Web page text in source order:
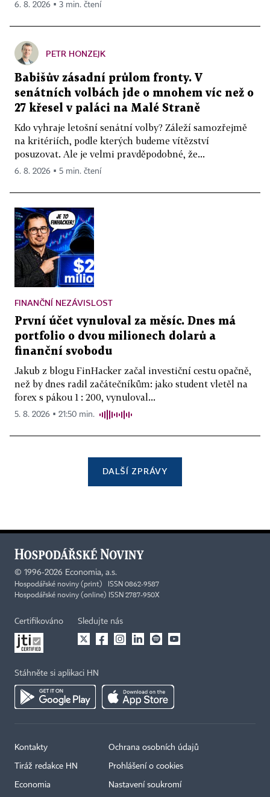
6. 8. 2026 ▪ 3 min. čtení
PETR HONZEJK
Babišův zásadní průlom fronty. V
senátních volbách jde o mnohem víc než o
27 křesel v paláci na Malé Straně
Kdo vyhraje letošní senátní volby? Záleží samozřejmě
na kritériích, podle kterých budeme vítězství
posuzovat. Ale je velmi pravděpodobné, že...
6. 8. 2026 ▪ 5 min. čtení
FINANČNÍ NEZÁVISLOST
První účet vynuloval za měsíc. Dnes má
portfolio o dvou milionech dolarů a
finanční svobodu
Jakub z blogu FinHacker začal investiční cestu opačně,
než by dnes radil začátečníkům: jako student vletěl na
forex s pákou 1 : 200, vynuloval...
5. 8. 2026 ▪ 21:50 min.
DALŠÍ ZPRÁVY
© 1996-2026 Economia, a.s.
Hospodářské noviny (print) ISSN 0862-9587
Hospodářské noviny (online) ISSN 2787-950X
Certifikováno Sledujte nás
Stáhněte si aplikaci HN
Kontakty
Tiráž redakce HN
Economia
Ochrana osobních údajů
Prohlášení o cookies
Nastavení soukromí